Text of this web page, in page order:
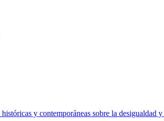
y contemporáneas sobre la desigualdad y